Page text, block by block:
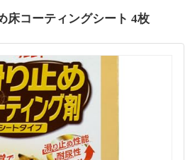
床コーティングシート 4枚